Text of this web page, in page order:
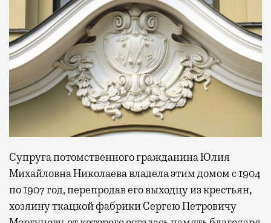
Супруга потомственного гражданина Юлия
Михайловна Николаева владела этим домом с 1904
по 1907 год, перепродав его выходцу из крестьян,
хозяину ткацкой фабрики Сергею Петровичу